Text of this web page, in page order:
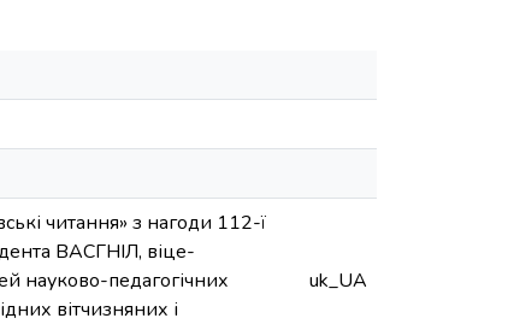
читання» з нагоди 112-ї
ВАСГНІЛ, віце-
науково-педагогічних
вітчизняних і
uk_UA